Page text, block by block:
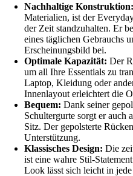
Nachhaltige Konstruktion:
Materialien, ist der
der Zeit standzuhalten. Er
eines täglichen Gebrauchs
Erscheinungsbild bei.
Optimale Kapazität: Der
um all Ihre Essentials zu
Laptop, Kleidung oder
Innenlayout erleichtert die
Bequem: Dank seiner
Schultergurte sorgt er auch
Sitz. Der gepolsterte
Unterstützung.
Klassisches Design: Die
ist eine wahre Stil-
Look lässt sich leicht in